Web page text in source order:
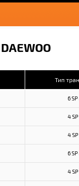
DAEWOO
Тип
6
4
4
6
4